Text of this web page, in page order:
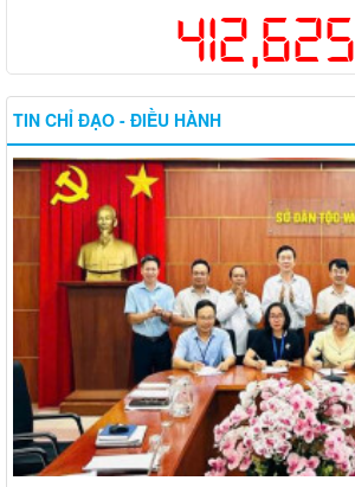
412,625
TIN CHỈ ĐẠO - ĐIỀU HÀNH